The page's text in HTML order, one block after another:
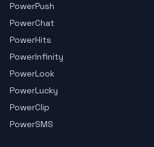
PowerPush
PowerChat
PowerHits
PowerInfinity
PowerLook
PowerLucky
PowerClip
PowerSMS